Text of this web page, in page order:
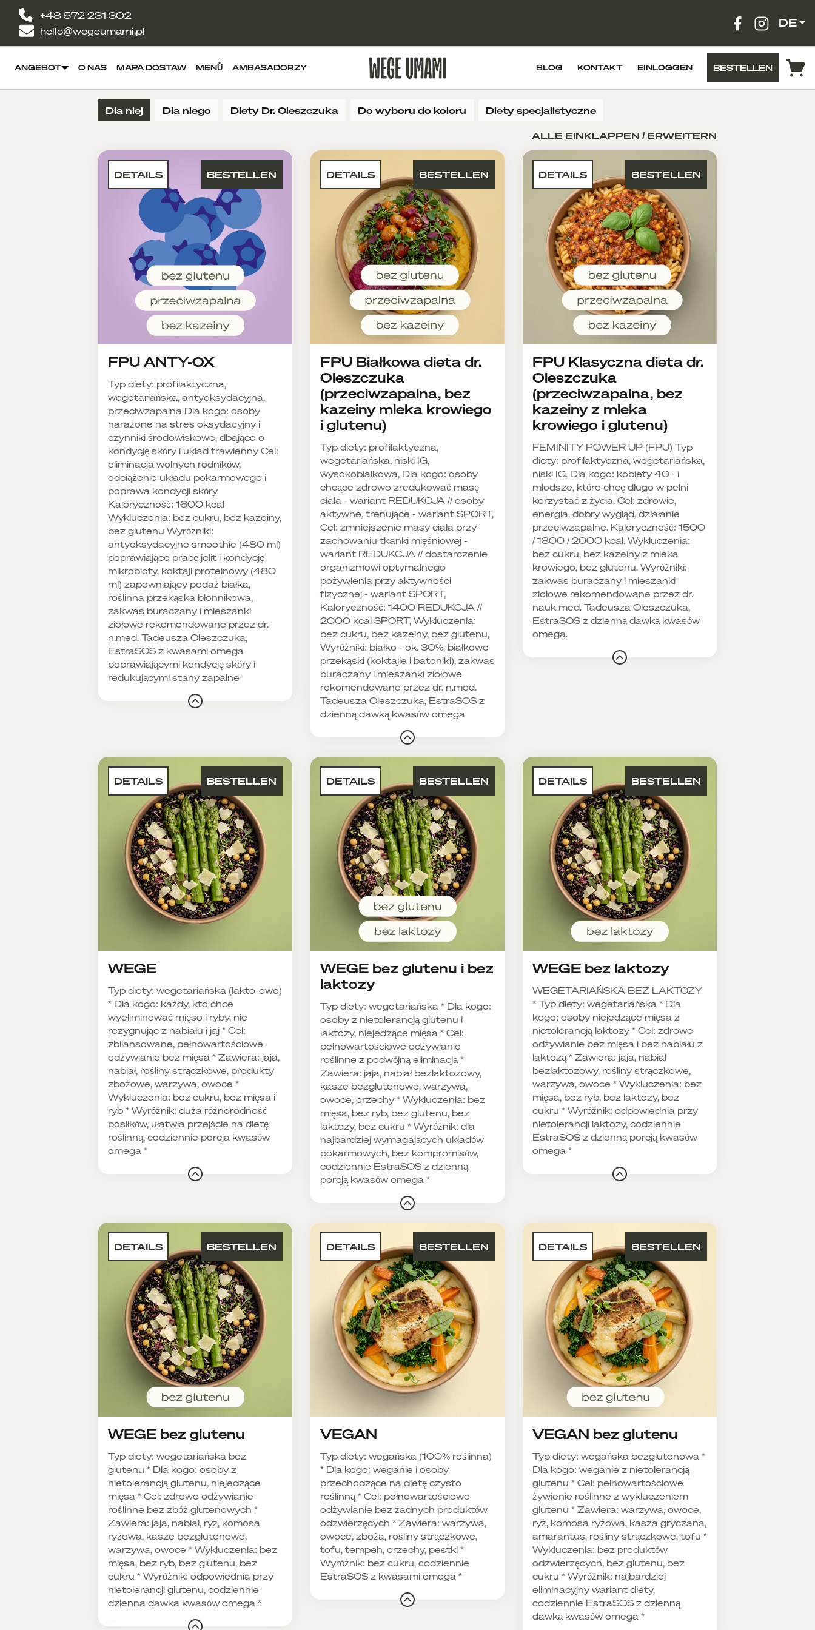
+48 572 231 302
hello@wegeumami.pl
DE
ANGEBOT O NAS MAPA DOSTAW MENÜ AMBASADORZY BLOG KONTAKT EINLOGGEN BESTELLEN
Dla niej Dla niego Diety Dr. Oleszczuka Do wyboru do koloru
Diety specjalistyczne
ALLE EINKLAPPEN / ERWEITERN
DETAILS
FPU ANTY-OX
BESTELLEN
Typ diety: profilaktyczna,
wegetariańska, antyoksydacyjna,
przeciwzapalna Dla kogo: osoby
narażone na stres oksydacyjny i
czynniki środowiskowe, dbające o
kondycję skóry i układ trawienny Cel:
eliminacja wolnych rodników,
odciążenie układu pokarmowego i
poprawa kondycji skóry
Kaloryczność: 1600 kcal
Wykluczenia: bez cukru, bez kazeiny,
bez glutenu Wyróżniki:
antyoksydacyjne smoothie (480 ml)
poprawiające pracę jelit i kondycję
mikrobioty, koktajl proteinowy (480
ml) zapewniający podaż białka,
roślinna przekąska błonnikowa,
zakwas buraczany i mieszanki
ziołowe rekomendowane przez dr.
n.med. Tadeusza Oleszczuka,
EstraSOS z kwasami omega
poprawiającymi kondycję skóry i
redukującymi stany zapalne
DETAILS
FPU Białkowa dieta dr.
Oleszczuka
(przeciwzapalna, bez
kazeiny mleka krowiego
i glutenu)
BESTELLEN
Typ diety: profilaktyczna,
wegetariańska, niski IG,
wysokobiałkowa, Dla kogo: osoby
chcące zdrowo zredukować masę
ciała - wariant REDUKCJA // osoby
aktywne, trenujące - wariant SPORT,
Cel: zmniejszenie masy ciała przy
zachowaniu tkanki mięśniowej -
wariant REDUKCJA // dostarczenie
organizmowi optymalnego
pożywienia przy aktywności
fizycznej - wariant SPORT,
Kaloryczność: 1400 REDUKCJA //
2000 kcal SPORT, Wykluczenia:
bez cukru, bez kazeiny, bez glutenu,
Wyróżniki: białko - ok. 30%, białkowe
przekąski (koktajle i batoniki), zakwas
buraczany i mieszanki ziołowe
rekomendowane przez dr. n.med.
Tadeusza Oleszczuka, EstraSOS z
dzienną dawką kwasów omega
DETAILS
FPU Klasyczna dieta dr.
Oleszczuka
(przeciwzapalna, bez
kazeiny z mleka
krowiego i glutenu)
BESTELLEN
FEMINITY POWER UP (FPU) Typ
diety: profilaktyczna, wegetariańska,
niski IG. Dla kogo: kobiety 40+ i
młodsze, które chcę długo w pełni
korzystać z życia. Cel: zdrowie,
energia, dobry wygląd, działanie
przeciwzapalne. Kaloryczność: 1500
/ 1800 / 2000 kcal. Wykluczenia:
bez cukru, bez kazeiny z mleka
krowiego, bez glutenu. Wyróżniki:
zakwas buraczany i mieszanki
ziołowe rekomendowane przez dr.
nauk med. Tadeusza Oleszczuka,
EstraSOS z dzienną dawką kwasów
omega.
DETAILS
WEGE
BESTELLEN
Typ diety: wegetariańska (lakto-owo)
* Dla kogo: każdy, kto chce
wyeliminować mięso i ryby, nie
rezygnując z nabiału i jaj * Cel:
zbilansowane, pełnowartościowe
odżywianie bez mięsa * Zawiera: jaja,
nabiał, rośliny strączkowe, produkty
zbożowe, warzywa, owoce *
Wykluczenia: bez cukru, bez mięsa i
ryb * Wyróżnik: duża różnorodność
posiłków, ułatwia przejście na dietę
roślinną, codziennie porcja kwasów
omega *
DETAILS
WEGE bez glutenu i bez
laktozy
BESTELLEN
Typ diety: wegetariańska * Dla kogo:
osoby z nietolerancją glutenu i
laktozy, niejedzące mięsa * Cel:
pełnowartościowe odżywianie
roślinne z podwójną eliminacją *
Zawiera: jaja, nabiał bezlaktozowy,
kasze bezglutenowe, warzywa,
owoce, orzechy * Wykluczenia: bez
mięsa, bez ryb, bez glutenu, bez
laktozy, bez cukru * Wyróżnik: dla
najbardziej wymagających układów
pokarmowych, bez kompromisów,
codziennie EstraSOS z dzienną
porcją kwasów omega *
DETAILS
WEGE bez laktozy
BESTELLEN
WEGETARIAŃSKA BEZ LAKTOZY
* Typ diety: wegetariańska * Dla
kogo: osoby niejedzące mięsa z
nietolerancją laktozy * Cel: zdrowe
odżywianie bez mięsa i bez nabiału z
laktozą * Zawiera: jaja, nabiał
bezlaktozowy, rośliny strączkowe,
warzywa, owoce * Wykluczenia: bez
mięsa, bez ryb, bez laktozy, bez
cukru * Wyróżnik: odpowiednia przy
nietolerancji laktozy, codziennie
EstraSOS z dzienną porcją kwasów
omega *
DETAILS
WEGE bez glutenu
BESTELLEN
Typ diety: wegetariańska bez
glutenu * Dla kogo: osoby z
nietolerancją glutenu, niejedzące
mięsa * Cel: zdrowe odżywianie
roślinne bez zbóż glutenowych *
Zawiera: jaja, nabiał, ryż, komosa
ryżowa, kasze bezglutenowe,
warzywa, owoce * Wykluczenia: bez
mięsa, bez ryb, bez glutenu, bez
cukru * Wyróżnik: odpowiednia przy
nietolerancji glutenu, codziennie
dzienna dawka kwasów omega *
DETAILS
VEGAN
BESTELLEN
Typ diety: wegańska (100% roślinna)
* Dla kogo: weganie i osoby
przechodzące na dietę czysto
roślinną * Cel: pełnowartościowe
odżywianie bez żadnych produktów
odzwierzęcych * Zawiera: warzywa,
owoce, zboża, rośliny strączkowe,
tofu, tempeh, orzechy, pestki *
Wyróżnik: bez cukru, codziennie
EstraSOS z kwasami omega *
DETAILS
VEGAN bez glutenu
BESTELLEN
Typ diety: wegańska bezglutenowa *
Dla kogo: weganie z nietolerancją
glutenu * Cel: pełnowartościowe
żywienie roślinne z wykluczeniem
glutenu * Zawiera: warzywa, owoce,
ryż, komosa ryżowa, kasza gryczana,
amarantus, rośliny strączkowe, tofu *
Wykluczenia: bez produktów
odzwierzęcych, bez glutenu, bez
cukru * Wyróżnik: najbardziej
eliminacyjny wariant diety,
codziennie EstraSOS z dzienną
dawką kwasów omega *